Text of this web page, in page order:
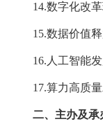
14.数字化改
15.数据价值
16.人工智能
17.算力高质
二、